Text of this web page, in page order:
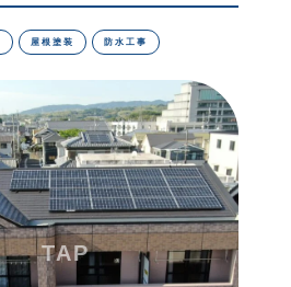
屋根塗装 防水工事